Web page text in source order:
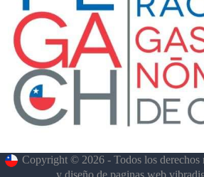
Copyright © 2026 - Todos los derechos
y diseño de paginas web